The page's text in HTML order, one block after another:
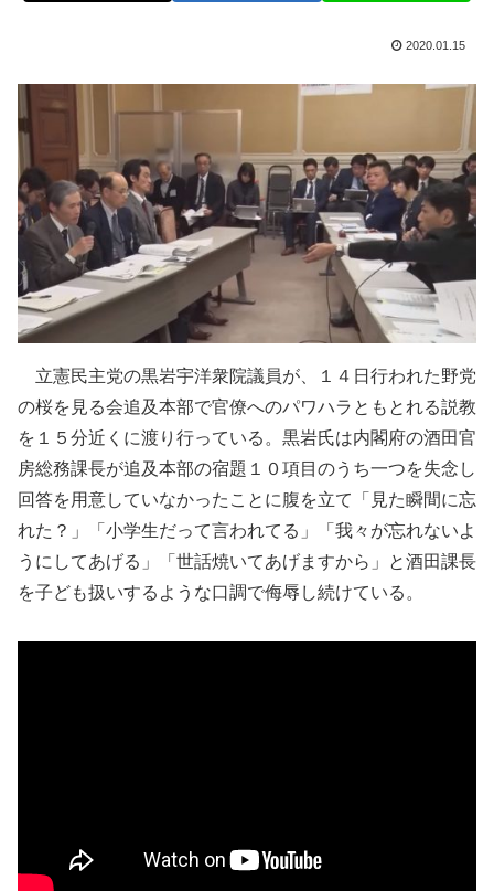
2020.01.15
立憲民主党の黒岩宇洋衆院議員が、１４日行われた野党
の桜を見る会追及本部で官僚へのパワハラともとれる説教
を１５分近くに渡り行っている。黒岩氏は内閣府の酒田官
房総務課長が追及本部の宿題１０項目のうち一つを失念し
回答を用意していなかったことに腹を立て「見た瞬間に忘
れた？」「小学生だって言われてる」「我々が忘れないよ
うにしてあげる」「世話焼いてあげますから」と酒田課長
を子ども扱いするような口調で侮辱し続けている。